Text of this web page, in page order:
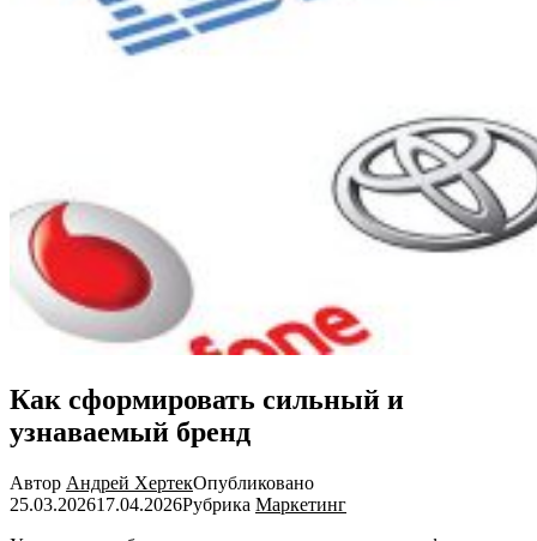
Как сформировать сильный и
узнаваемый бренд
Автор Андрей ХертекОпубликовано
25.03.202617.04.2026Рубрика Маркетинг